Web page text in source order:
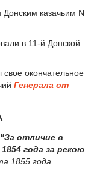
Донским казачьим N
в 11-й Донской
свое окончательное
Генерала от
"За отличие в
года за рекою
1855 года